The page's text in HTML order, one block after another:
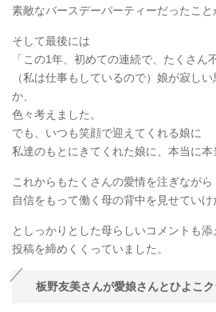
素敵なバースデーパーティーだったこ
そして最後には
「この1年、初めての連続で、たくさん
（私は仕事もしているので）娘が寂し
か、
色々考えました。
でも、いつも笑顔で迎えてくれる娘に
私達のもとにきてくれた娘に、本当に本
これからもたくさんの愛情を注ぎながら
自信をもって働く母の背中を見せていけ
としっかりとした母らしいコメントも添
投稿を締めくくっていました。
板野友美さんが愛娘さんとひよこ